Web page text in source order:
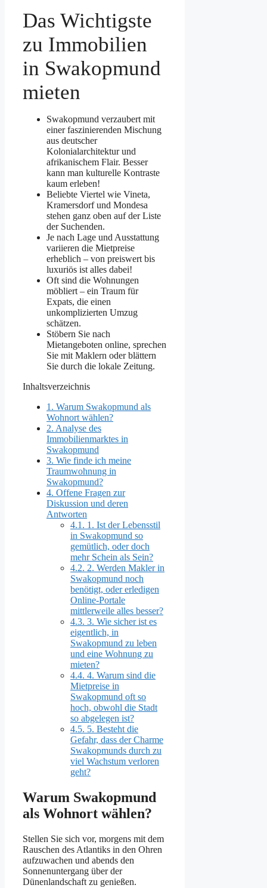
Das Wichtigste
zu Immobilien
in Swakopmund
mieten
Swakopmund verzaubert mit
einer faszinierenden Mischung
aus deutscher
Kolonialarchitektur und
afrikanischem Flair. Besser
kann man kulturelle Kontraste
kaum erleben!
Beliebte Viertel wie Vineta,
Kramersdorf und Mondesa
stehen ganz oben auf der Liste
der Suchenden.
Je nach Lage und Ausstattung
variieren die Mietpreise
erheblich – von preiswert bis
luxuriös ist alles dabei!
Oft sind die Wohnungen
möbliert – ein Traum für
Expats, die einen
unkomplizierten Umzug
schätzen.
Stöbern Sie nach
Mietangeboten online, sprechen
Sie mit Maklern oder blättern
Sie durch die lokale Zeitung.
Inhaltsverzeichnis
1. Warum Swakopmund als
Wohnort wählen?
2. Analyse des
Immobilienmarktes in
Swakopmund
3. Wie finde ich meine
Traumwohnung in
Swakopmund?
4. Offene Fragen zur
Diskussion und deren
Antworten
4.1. 1. Ist der Lebensstil
in Swakopmund so
gemütlich, oder doch
mehr Schein als Sein?
4.2. 2. Werden Makler in
Swakopmund noch
benötigt, oder erledigen
Online-Portale
mittlerweile alles besser?
4.3. 3. Wie sicher ist es
eigentlich, in
Swakopmund zu leben
und eine Wohnung zu
mieten?
4.4. 4. Warum sind die
Mietpreise in
Swakopmund oft so
hoch, obwohl die Stadt
so abgelegen ist?
4.5. 5. Besteht die
Gefahr, dass der Charme
Swakopmunds durch zu
viel Wachstum verloren
geht?
Warum Swakopmund
als Wohnort wählen?
Stellen Sie sich vor, morgens mit dem
Rauschen des Atlantiks in den Ohren
aufzuwachen und abends den
Sonnenuntergang über der
Dünenlandschaft zu genießen.